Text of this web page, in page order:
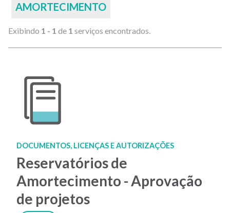
AMORTECIMENTO
Exibindo 1 - 1 de 1 serviços encontrados.
DOCUMENTOS, LICENÇAS E AUTORIZAÇÕES
Reservatórios de
Amortecimento - Aprovação
de projetos